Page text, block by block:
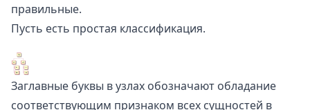
правильные.
Пусть есть простая классификация.
Заглавные буквы в узлах обозначают обладание
соответствующим признаком всех сущностей в